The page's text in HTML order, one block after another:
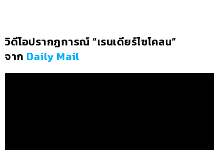
วิดีโอปรากฏการณ์ “เรนเดียร์ไซโคลน”
จาก Daily Mail